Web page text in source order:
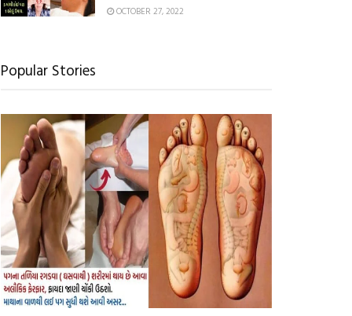
OCTOBER 27, 2022
Popular Stories